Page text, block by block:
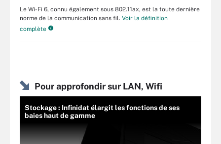
Le Wi-Fi 6, connu également sous 802.11ax, est la toute dernière
norme de la communication sans fil. Voir la définition
complète
Pour approfondir sur LAN, Wifi
Stockage : Infinidat élargit les fonctions de ses
baies haut de gamme